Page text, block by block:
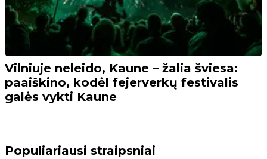
Vilniuje neleido, Kaune – žalia šviesa:
paaiškino, kodėl fejerverkų festivalis
galės vykti Kaune
Populiariausi straipsniai